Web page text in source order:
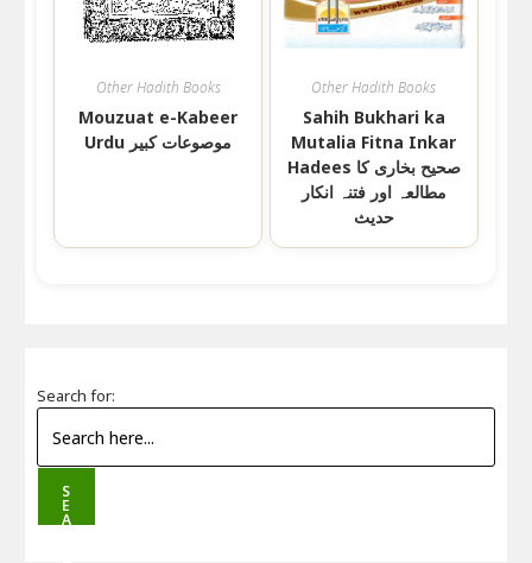
Other Hadith Books
Mouzuat e-Kabeer
Urdu موصوعات کبیر
Other Hadith Books
Sahih Bukhari ka
Mutalia Fitna Inkar
Hadees صحیح بخاری کا
مطالعہ اور فتنہ انکار
حدیث
Search for:
S
E
A